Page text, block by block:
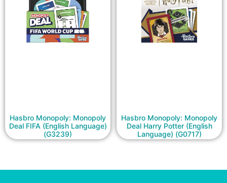
Hasbro Monopoly: Monopoly
Deal FIFA (English Language)
(G3239)
Hasbro Monopoly: Monopoly
Deal Harry Potter (English
Language) (G0717)